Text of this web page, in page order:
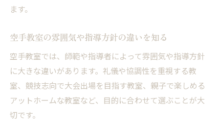
空手を始める際の初期費用や必要な準備品
空手教室の月謝や追加費用のチェックポイ
ント
空手コース選びで費用対効果を考慮する理
由
親子空手や初心者向きコースの選び方
ます。
空手教室の雰囲気や指導方針の違いを知る
空手教室では、師範や指導者によって雰囲気や指導方針
に大きな違いがあります。礼儀や協調性を重視する教
室、競技志向で大会出場を目指す教室、親子で楽しめる
アットホームな教室など、目的に合わせて選ぶことが大
切です。